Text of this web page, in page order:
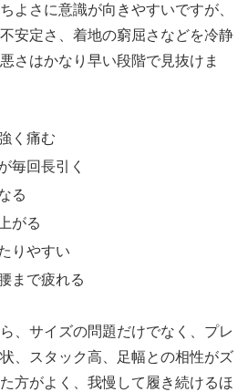
よさに意識が向きやすいですが、
安定さ、着地の窮屈さなどを冷静
さはかなり早い段階で見抜けま
く痛む
毎回長引く
る
がる
りやすい
まで疲れる
、サイズの問題だけでなく、プレ
、スタック高、足幅との相性がズ
方がよく、我慢して履き続けるほ